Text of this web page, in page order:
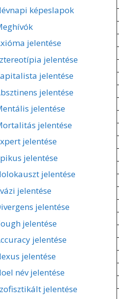
képeslapok
jelentése
jelentése
jelentése
jelentése
jelentése
jelentése
jelentése
jelentése
jelentése
jelentése
jelentése
jelentése
jelentése
jelentése
név jelentése
jelentése